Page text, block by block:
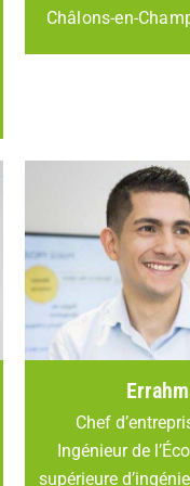
Châlons-en-
Chef
Ingénieur de
supérieure